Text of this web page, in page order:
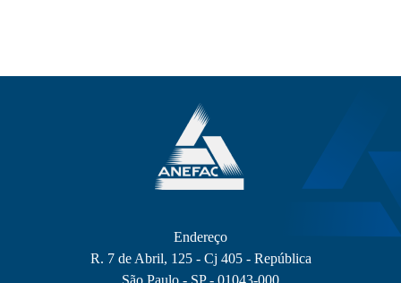
Endereço
R. 7 de Abril, 125 - Cj 405 - República